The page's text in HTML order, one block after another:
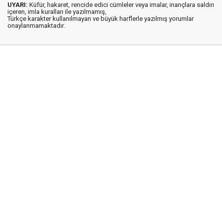
UYARI: Küfür, hakaret, rencide edici cümleler veya imalar, inançlara saldırı
içeren, imla kuralları ile yazılmamış,
Türkçe karakter kullanılmayan ve büyük harflerle yazılmış yorumlar
onaylanmamaktadır.